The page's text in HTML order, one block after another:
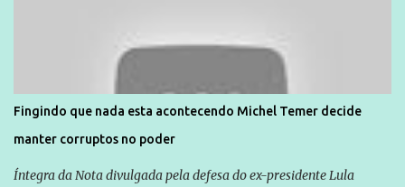
são vítimas de violência, estão em situação de risco ou têm seus
direitos violados. Leia mais: Anistia Internacional cobra do Brasil
solução do caso Amarildo - Terra Brasil
Fingindo que nada esta acontecendo Michel Temer decide
manter corruptos no poder
Íntegra da Nota divulgada pela defesa do ex-presidente Lula